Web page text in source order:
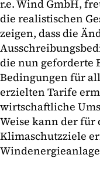
r.e. Wind GmbH,
die realistischen
zeigen, dass die
die nun geforderte
Bedingungen für
erzielten Tarife
wirtschaftliche
Weise kann der
Klimaschutzziele